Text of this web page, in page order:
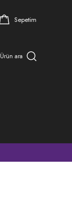
Sepetim
Ürün ara